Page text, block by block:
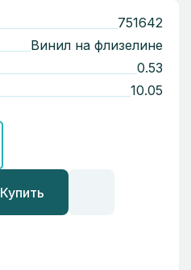
751642
Винил на флизелине
0.53
10.05
Купить